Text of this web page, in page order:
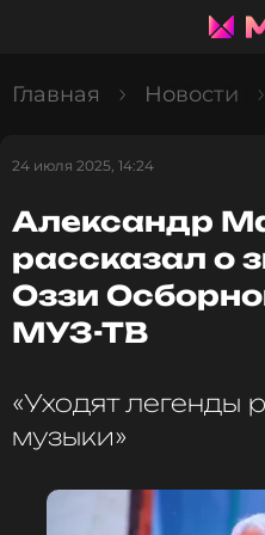
Главная Новости
24 июля 2025, 14:24
Александр
рассказал о
Оззи
МУЗ-ТВ
«Уходят легенды
музыки»